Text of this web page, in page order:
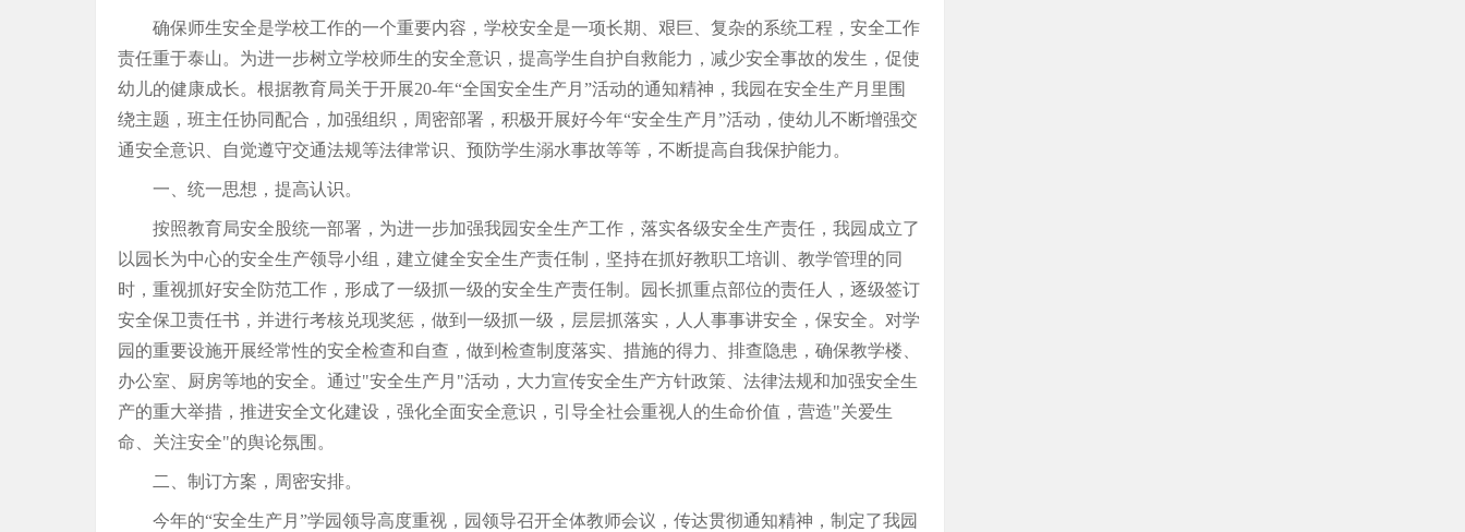
确保师生安全是学校工作的一个重要内容，学校安全是一项长期、艰巨、复杂的系统工程，安全工作
责任重于泰山。为进一步树立学校师生的安全意识，提高学生自护自救能力，减少安全事故的发生，促使
幼儿的健康成长。根据教育局关于开展20-年“全国安全生产月”活动的通知精神，我园在安全生产月里围
绕主题，班主任协同配合，加强组织，周密部署，积极开展好今年“安全生产月”活动，使幼儿不断增强交
通安全意识、自觉遵守交通法规等法律常识、预防学生溺水事故等等，不断提高自我保护能力。
一、统一思想，提高认识。
按照教育局安全股统一部署，为进一步加强我园安全生产工作，落实各级安全生产责任，我园成立了
以园长为中心的安全生产领导小组，建立健全安全生产责任制，坚持在抓好教职工培训、教学管理的同
时，重视抓好安全防范工作，形成了一级抓一级的安全生产责任制。园长抓重点部位的责任人，逐级签订
安全保卫责任书，并进行考核兑现奖惩，做到一级抓一级，层层抓落实，人人事事讲安全，保安全。对学
园的重要设施开展经常性的安全检查和自查，做到检查制度落实、措施的得力、排查隐患，确保教学楼、
办公室、厨房等地的安全。通过"安全生产月"活动，大力宣传安全生产方针政策、法律法规和加强安全生
产的重大举措，推进安全文化建设，强化全面安全意识，引导全社会重视人的生命价值，营造"关爱生
命、关注安全"的舆论氛围。
二、制订方案，周密安排。
今年的“安全生产月”学园领导高度重视，园领导召开全体教师会议，传达贯彻通知精神，制定了我园